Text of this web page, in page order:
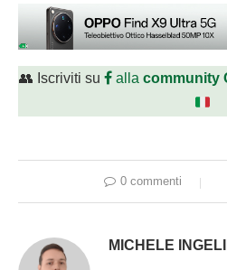
👥 Iscriviti su alla community
0 commenti
MICHELE